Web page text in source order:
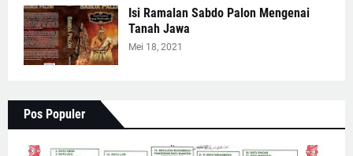
Isi Ramalan Sabdo Palon Mengenai
Tanah Jawa
Mei 18, 2021
Pos Populer